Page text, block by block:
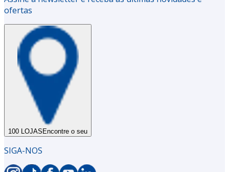
ofertas
100 LOJAS Encontre o seu
SIGA-NOS